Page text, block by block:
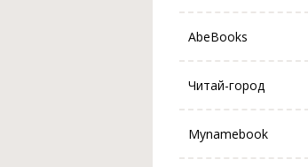
AbeBooks
Читай-город
Mynamebook